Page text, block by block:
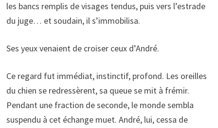
les bancs remplis de visages tendus, puis vers l’estrade
du juge… et soudain, il s’immobilisa.
Ses yeux venaient de croiser ceux d’André.
Ce regard fut immédiat, instinctif, profond. Les oreilles
du chien se redressèrent, sa queue se mit à frémir.
Pendant une fraction de seconde, le monde sembla
suspendu à cet échange muet. André, lui, cessa de